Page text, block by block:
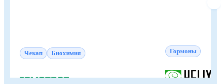
Чекап Биохимия Гормоны